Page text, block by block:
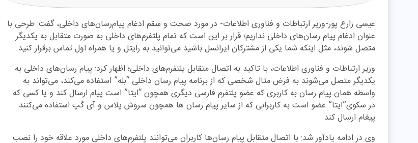
عیسی زارع پور-وزیر ارتباطات و فناوری اطلاعات- در مورد صحت و سقم ادغام پیام‌رسان‌های داخلی، گفت: طرحی با
عنوان ادغام پیام رسان‌های داخلی نداریم؛ قرار بر این است که تمام پلتفرم‌های داخلی به صورت متقابل به یکدیگر
متصل شوند، مثل اینکه شما یکی از مشترکان ایرانسل باشید می‌توانید به رایتل و یا همراه اول تماس برقرار کنید.
وزیر ارتباطات و فناوری اطلاعات، با تاکید به اتصال متقابل پلتفرم‌های داخلی؛ اظهار کرد: پیام رسان‌های داخلی به
یکدیگر متصل می‌شوند به فرض مثال شخصی که از برنامه پیام رسان داخلی “بله” استفاده می‌کند، می‌تواند به
واسطه همان پیام رسان به کاربری که عضو پلتفرم فارسی دیگری همچون “ایتا” است پیام ارسال کند و یا کسی که
در سکوی”ایتا” عضو است به کاربرانی که از سایر پیام رسان ها همچون سروش پلاس و آی گپ استفاده می‌کنند
پیغام ارسال کند.
وی در ادامه یادآور شد: با اتصال متقابل پیام رسان‌ها کاربران می‌توانند پلتفرم‌های داخلی مورد علاقه خود را نصب